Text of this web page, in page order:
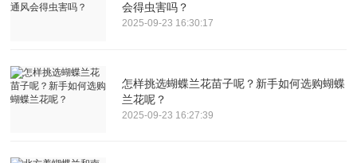
会得虫害吗？
2025-09-23 16:30:17
怎样挑选蝴蝶兰花苗子呢？新手如何选购蝴蝶
兰花呢？
2025-09-23 16:27:39